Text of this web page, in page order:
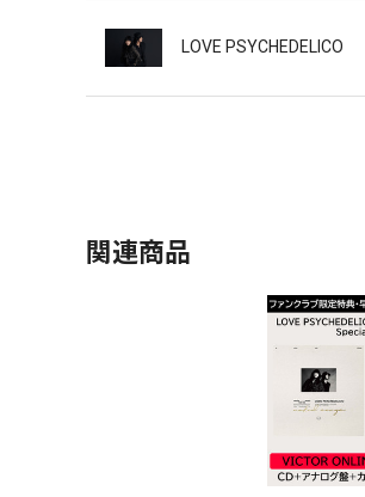
LOVE PSYCHEDELICO
関連商品